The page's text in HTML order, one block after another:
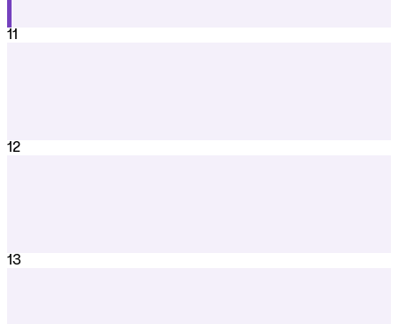
11
12
13